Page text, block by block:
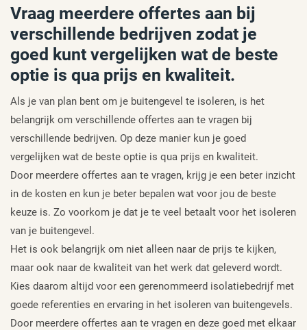
Vraag meerdere offertes aan bij
verschillende bedrijven zodat je
goed kunt vergelijken wat de beste
optie is qua prijs en kwaliteit.
Als je van plan bent om je buitengevel te isoleren, is het
belangrijk om verschillende offertes aan te vragen bij
verschillende bedrijven. Op deze manier kun je goed
vergelijken wat de beste optie is qua prijs en kwaliteit.
Door meerdere offertes aan te vragen, krijg je een beter inzicht
in de kosten en kun je beter bepalen wat voor jou de beste
keuze is. Zo voorkom je dat je te veel betaalt voor het isoleren
van je buitengevel.
Het is ook belangrijk om niet alleen naar de prijs te kijken,
maar ook naar de kwaliteit van het werk dat geleverd wordt.
Kies daarom altijd voor een gerenommeerd isolatiebedrijf met
goede referenties en ervaring in het isoleren van buitengevels.
Door meerdere offertes aan te vragen en deze goed met elkaar